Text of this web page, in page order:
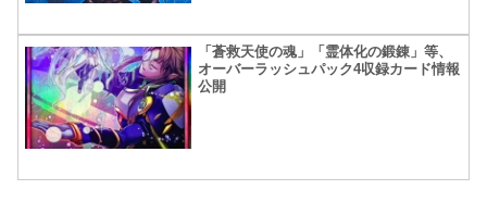
「蒼救天使の魂」「霊体化の鍛錬」等、
オーバーラッシュパック4収録カード情報
公開